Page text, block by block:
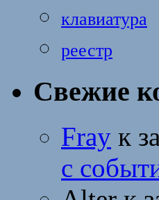
клавиатура
реестр
Свежие
Fray к
с